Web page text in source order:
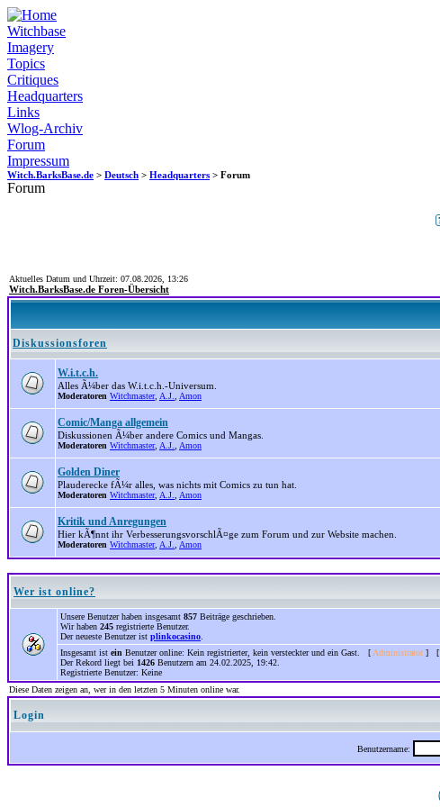
Witchbase
Imagery
Topics
Critiques
Headquarters
Links
Wlog-Archiv
Forum
Impressum
Witch.BarksBase.de > Deutsch > Headquarters > Forum
Forum
Aktuelles Datum und Uhrzeit: 07.08.2026, 13:26
Witch.BarksBase.de Foren-Übersicht
Diskussionsforen
W.i.t.c.h.
Alles Ã¼ber das W.i.t.c.h.-Universum.
Moderatoren Witchmaster, A.J. Amon
Comic/Manga allgemein
Diskussionen Ã¼ber andere Comics und Mangas.
Moderatoren Witchmaster, A.J. Amon
Golden Diner
Plauderecke fÃ¼r alles, was nichts mit Comics zu tun hat.
Moderatoren Witchmaster, A.J. Amon
Kritik und Anregungen
Hier kÃ¶nnt ihr VerbesserungsvorschlÃ¤ge zum Forum und zur Website machen.
Moderatoren Witchmaster, A.J. Amon
Wer ist online?
Unsere Benutzer haben insgesamt 857 Beiträge geschrieben.
Wir haben 245 registrierte Benutzer.
Der neueste Benutzer ist plinkocasino
Insgesamt ist ein Benutzer online: Kein registrierter, kein versteckter und ein Gast. [ Administrator] [
Der Rekord liegt bei 1426 Benutzern am 24.02.2025, 19:42.
Registrierte Benutzer: Keine
Diese Daten zeigen an, wer in den letzten 5 Minuten online war.
Login
Benutzername: